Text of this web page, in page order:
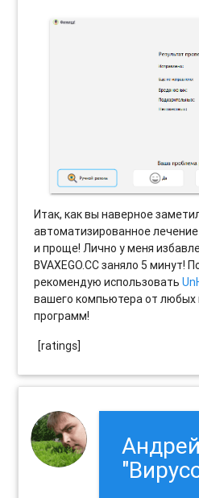
Итак, как вы наверное
автоматизированное
и проще! Лично у меня
BVAXEGO.CC заняло 5 минут!
рекомендую использовать
вашего компьютера от
программ!
[ratings]
Андрей